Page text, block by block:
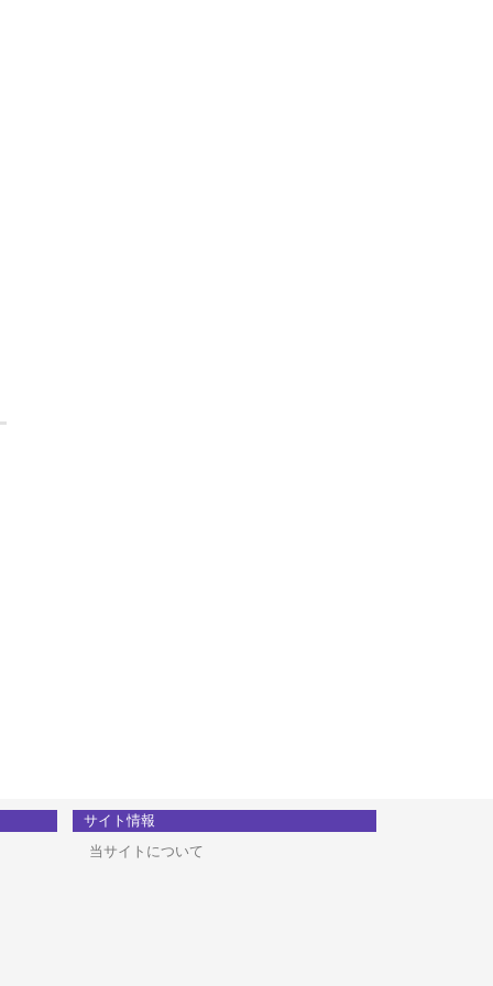
サイト情報
当サイトについて